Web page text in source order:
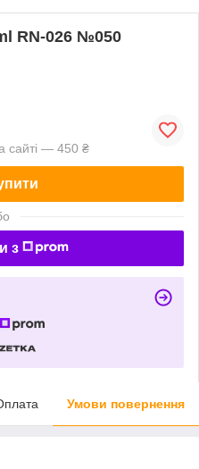
RN-026 №050
сайті — 450 ₴
з
Умови повернення